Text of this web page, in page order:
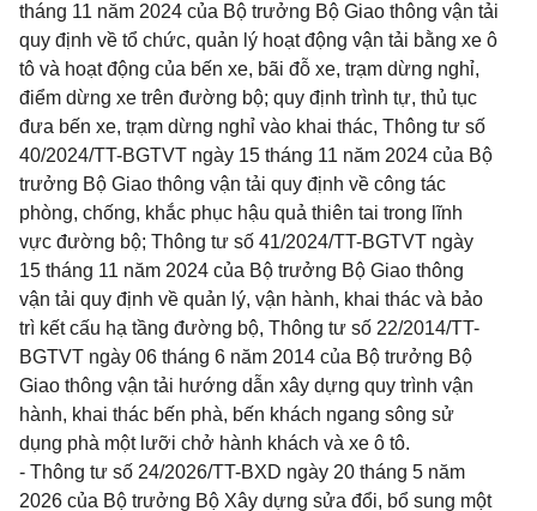
tháng 11 năm 2024 của Bộ trưởng Bộ Giao thông vận tải
quy định về tổ chức, quản lý hoạt động vận tải bằng xe ô
tô và hoạt động của bến xe, bãi đỗ xe, trạm dừng nghỉ,
điểm dừng xe trên đường bộ; quy định trình tự, thủ tục
đưa bến xe, trạm dừng nghỉ vào khai thác, Thông tư số
40/2024/TT-BGTVT ngày 15 tháng 11 năm 2024 của Bộ
trưởng Bộ Giao thông vận tải quy định về công tác
phòng, chống, khắc phục hậu quả thiên tai trong lĩnh
vực đường bộ; Thông tư số 41/2024/TT-BGTVT ngày
15 tháng 11 năm 2024 của Bộ trưởng Bộ Giao thông
vận tải quy định về quản lý, vận hành, khai thác và bảo
trì kết cấu hạ tầng đường bộ, Thông tư số 22/2014/TT-
BGTVT ngày 06 tháng 6 năm 2014 của Bộ trưởng Bộ
Giao thông vận tải hướng dẫn xây dựng quy trình vận
hành, khai thác bến phà, bến khách ngang sông sử
dụng phà một lưỡi chở hành khách và xe ô tô.
- Thông tư số 24/2026/TT-BXD ngày 20 tháng 5 năm
2026 của Bộ trưởng Bộ Xây dựng sửa đổi, bổ sung một